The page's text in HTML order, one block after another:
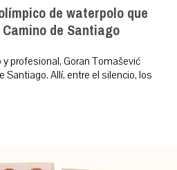
de waterpolo que
de Santiago
profesional, Goran Tomašević
Santiago. Allí, entre el silencio, los